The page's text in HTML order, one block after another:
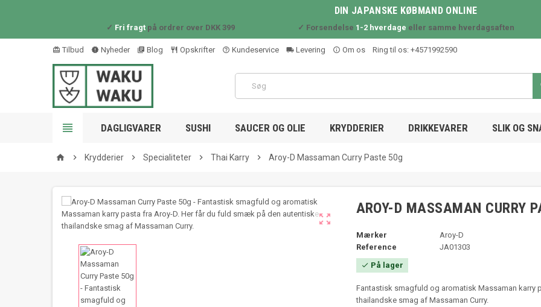
DIN JAPANSKE KØBMAND ONLINE
✓ Fri fragtpå ordrer over DKK 399 ✓ Forsendelse 1-2 hverdage eller samme hverdagsaften
card_giftcard Tilbud new_releases Nyheder library_books Blog restaurant_outline
Opskrifter help_outline Kundeservice local_shipping Levering info_outline Om os Ring til os: +4571992590
 DAGLIGVARER SUSHI SAUCER OG OLIE KRYDDERIER DRIKKEVARER SLIK OG
home  Krydderier  Specialiteter  Thai Karry  Aroy-D Massaman Curry Paste 50g

AROY-D MASSAMAN CURRY
Mærker
Aroy-D
Reference
JA01303
 På lager
Fantastisk smagfuld og aromatisk Massaman karry
thailandske smag af Massaman Curry.